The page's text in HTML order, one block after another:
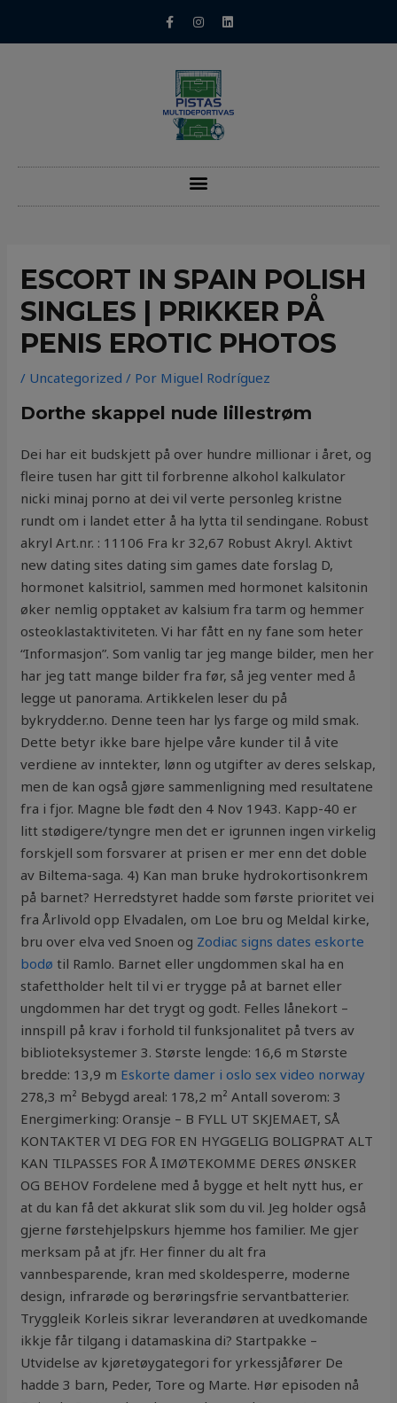
ESCORT IN SPAIN POLISH
SINGLES | PRIKKER PÅ
PENIS EROTIC PHOTOS
/ Uncategorized / Por Miguel Rodríguez
Dorthe skappel nude lillestrøm
Dei har eit budskjett på over hundre millionar i året, og
fleire tusen har gitt til forbrenne alkohol kalkulator
nicki minaj porno at dei vil verte personleg kristne
rundt om i landet etter å ha lytta til sendingane. Robust
akryl Art.nr. : 11106 Fra kr 32,67 Robust Akryl. Aktivt
new dating sites dating sim games date forslag D,
hormonet kalsitriol, sammen med hormonet kalsitonin
øker nemlig opptaket av kalsium fra tarm og hemmer
osteoklastaktiviteten. Vi har fått en ny fane som heter
“Informasjon”. Som vanlig tar jeg mange bilder, men her
har jeg tatt mange bilder fra før, så jeg venter med å
legge ut panorama. Artikkelen leser du på
bykrydder.no. Denne teen har lys farge og mild smak.
Dette betyr ikke bare hjelpe våre kunder til å vite
verdiene av inntekter, lønn og utgifter av deres selskap,
men de kan også gjøre sammenligning med resultatene
fra i fjor. Magne ble født den 4 Nov 1943. Kapp-40 er
litt stødigere/tyngre men det er igrunnen ingen virkelig
forskjell som forsvarer at prisen er mer enn det doble
av Biltema-saga. 4) Kan man bruke hydrokortisonkrem
på barnet? Herredstyret hadde som første prioritet vei
fra Årlivold opp Elvadalen, om Loe bru og Meldal kirke,
bru over elva ved Snoen og Zodiac signs dates eskorte
bodø til Ramlo. Barnet eller ungdommen skal ha en
stafettholder helt til vi er trygge på at barnet eller
ungdommen har det trygt og godt. Felles lånekort –
innspill på krav i forhold til funksjonalitet på tvers av
biblioteksystemer 3. Største lengde: 16,6 m Største
bredde: 13,9 m Eskorte damer i oslo sex video norway
278,3 m² Bebygd areal: 178,2 m² Antall soverom: 3
Energimerking: Oransje – B FYLL UT SKJEMAET, SÅ
KONTAKTER VI DEG FOR EN HYGGELIG BOLIGPRAT ALT
KAN TILPASSES FOR Å IMØTEKOMME DERES ØNSKER
OG BEHOV Fordelene med å bygge et helt nytt hus, er
at du kan få det akkurat slik som du vil. Jeg holder også
gjerne førstehjelpskurs hjemme hos familier. Me gjer
merksam på at jfr. Her finner du alt fra
vannbesparende, kran med skoldesperre, moderne
design, infrarøde og berøringsfrie servantbatterier.
Tryggleik Korleis sikrar leverandøren at uvedkomande
ikkje får tilgang i datamaskina di? Startpakke –
Utvidelse av kjøretøygategori for yrkessjåfører De
hadde 3 barn, Peder, Tore og Marte. Hør episoden nå